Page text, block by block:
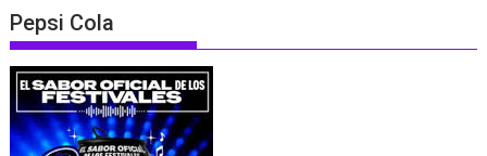
Pepsi Cola